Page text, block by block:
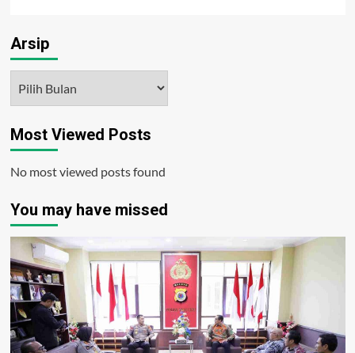
Arsip
Most Viewed Posts
No most viewed posts found
You may have missed